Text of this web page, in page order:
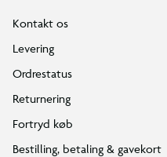
Kontakt os
Levering
Ordrestatus
Returnering
Fortryd køb
Bestilling, betaling & gavekort